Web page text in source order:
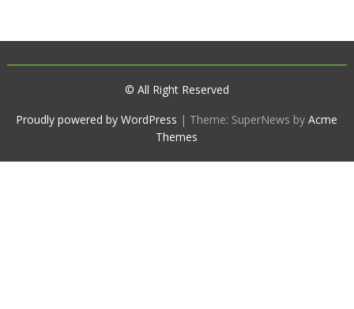
© All Right Reserved
Proudly powered by WordPress | Theme: SuperNews byAcme
Themes